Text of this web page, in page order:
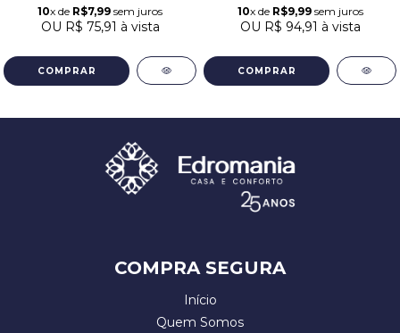
10x de R$7,99 sem juros
OU R$ 75,91 à vista
COMPRAR
10x de R$9,99sem juros
OU R$ 94,91 à vista
COMPRAR
COMPRA SEGURA
Início
Quem Somos